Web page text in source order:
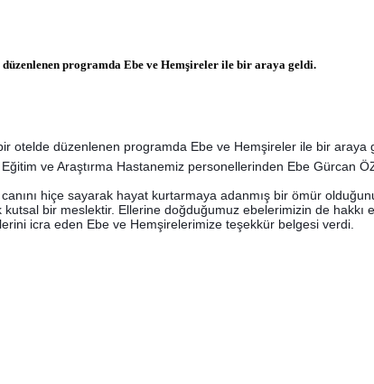
programda Ebe ve Hemşireler ile bir araya geldi.
otelde düzenlenen programda Ebe ve Hemşireler ile bir araya
ve Araştırma Hastanemiz personellerinden Ebe Gürcan
hiçe sayarak hayat kurtarmaya adanmış bir ömür
bir meslektir. Ellerine doğduğumuz ebelerimizin de hakkı
icra eden Ebe ve Hemşirelerimize teşekkür belgesi verdi.